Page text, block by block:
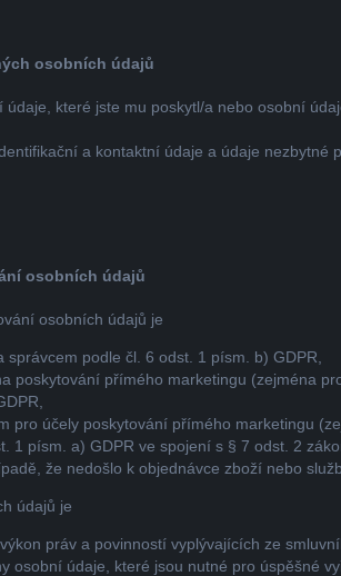
osobních údajů
údaje, které jste mu poskytl/a nebo osobní
a kontaktní údaje a údaje nezbytné
osobních údajů
osobních údajů je
správcem podle čl. 6 odst. 1 písm. b) GDPR,
poskytování přímého marketingu (zejména
pro účely poskytování přímého marketingu
1 písm. a) GDPR ve spojení s § 7 odst. 2
že nedošlo k objednávce zboží nebo
údajů je
práv a povinností vyplývajících ze
osobní údaje, které jsou nutné pro úspěšné